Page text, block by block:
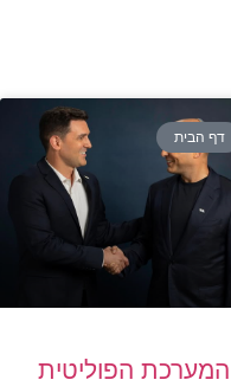
דף הבית
המערכת הפוליטית